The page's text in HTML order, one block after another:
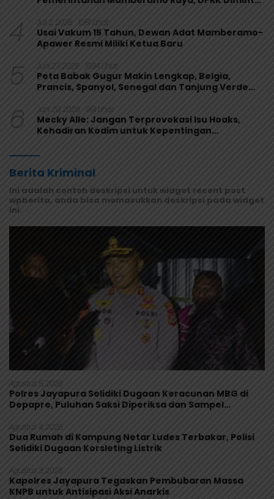
4 Juli 2, 2026 1081 Lihat
Usai Vakum 15 Tahun, Dewan Adat Mamberamo-
Apawer Resmi Miliki Ketua Baru
5 Juni 27, 2026 1034 Lihat
Peta Babak Gugur Makin Lengkap, Belgia,
Prancis, Spanyol, Senegal dan Tanjung Verde
6 Juni 29, 2026 991 Lihat
Mecky Alle: Jangan Terprovokasi Isu Hoaks,
Kehadiran Kodim untuk Kepentingan
Berita Kriminal
Ini adalah contoh deskripsi untuk widget recent post
wpberita, anda bisa memasukkan deskripsi pada widget
ini.
Agustus 5, 2026
Polres Jayapura Selidiki Dugaan Keracunan MBG di
Depapre, Puluhan Saksi Diperiksa dan Sampel
Agustus 4, 2026
Dua Rumah di Kampung Netar Ludes Terbakar, Polisi
Selidiki Dugaan Korsleting Listrik
Agustus 3, 2026
Kapolres Jayapura Tegaskan Pembubaran Massa
KNPB untuk Antisipasi Aksi Anarkis